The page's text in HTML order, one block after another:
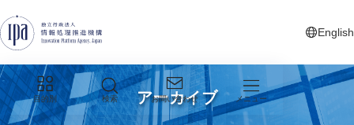
English
新しいタ
目的別 検索 お問い合わせ メニュー
アーカイブ